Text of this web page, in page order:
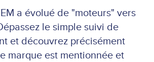
a évolué de "moteurs" vers
le simple suivi de
et découvrez précisément
marque est mentionnée et